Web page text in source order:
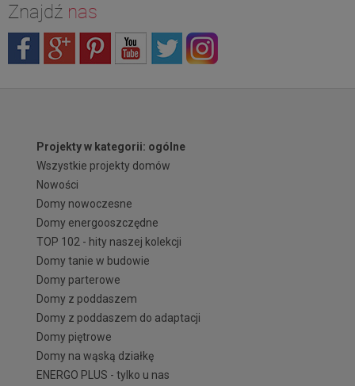
Znajdź nas
Projekty w kategorii: ogólne
Wszystkie projekty domów
Nowości
Domy nowoczesne
Domy energooszczędne
TOP 102 - hity naszej kolekcji
Domy tanie w budowie
Domy parterowe
Domy z poddaszem
Domy z poddaszem do adaptacji
Domy piętrowe
Domy na wąską działkę
ENERGO PLUS - tylko u nas